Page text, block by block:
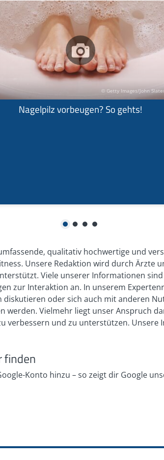
© Getty Images/John
Nagelpilz vorbeugen? So gehts!
1 2 3 4
qualitativ hochwertige und
Unsere Redaktion wird durch Ärzte
Viele unserer Informationen
zur Interaktion an. In unserem
oder sich auch mit anderen
werden. Vielmehr liegt unser Anspruch
und zu unterstützen. Unsere
finden
Konto hinzu – so zeigt dir Google